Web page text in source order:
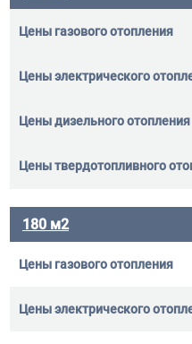
180 м2